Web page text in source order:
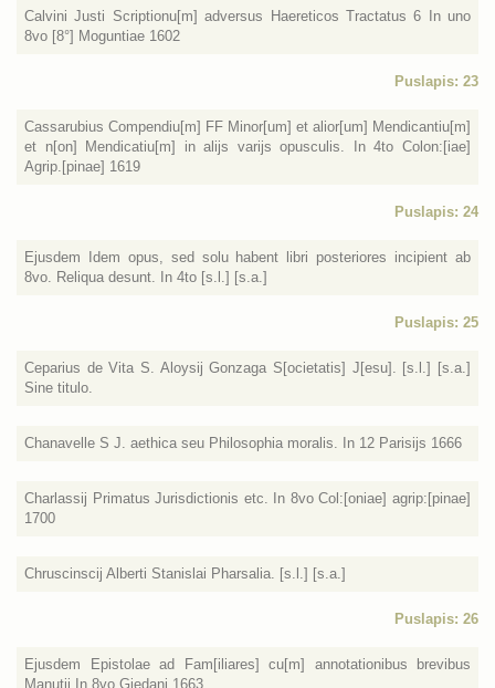
Calvini Justi Scriptionu[m] adversus Haereticos Tractatus 6 In uno
8vo [8°] Moguntiae 1602
Puslapis: 23
Cassarubius Compendiu[m] FF Minor[um] et alior[um] Mendicantiu[m]
et n[on] Mendicatiu[m] in alijs varijs opusculis. In 4to Colon:[iae]
Agrip.[pinae] 1619
Puslapis: 24
Ejusdem Idem opus, sed solu habent libri posteriores incipient ab
8vo. Reliqua desunt. In 4to [s.l.] [s.a.]
Puslapis: 25
Ceparius de Vita S. Aloysij Gonzaga S[ocietatis] J[esu]. [s.l.] [s.a.]
Sine titulo.
Chanavelle S J. aethica seu Philosophia moralis. In 12 Parisijs 1666
Charlassij Primatus Jurisdictionis etc. In 8vo Col:[oniae] agrip:[pinae]
1700
Chruscinscij Alberti Stanislai Pharsalia. [s.l.] [s.a.]
Puslapis: 26
Ejusdem Epistolae ad Fam[iliares] cu[m] annotationibus brevibus
Manutij In 8vo Giedani 1663